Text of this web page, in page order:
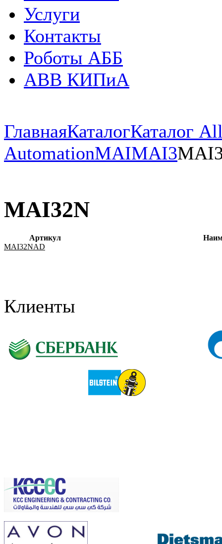
Услуги
Контакты
Роботы АББ
ABB КИПиА
ГлавнаяКаталогКаталог
AutomationMAIMAI3
MAI32N
Артикул
MAI32NAD
Клиенты